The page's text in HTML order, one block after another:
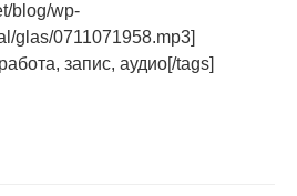
blog/wp-
glas/0711071958.mp3]
запис, аудио[/tags]